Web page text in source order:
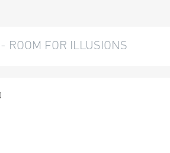
ROOM FOR ILLUSIONS